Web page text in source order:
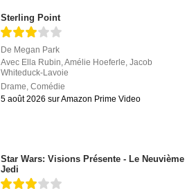
Sterling Point
De Megan Park
Avec Ella Rubin,Amélie Hoeferle,Jacob
Whiteduck-Lavoie
Drame,Comédie
5 août 2026 sur Amazon Prime Video
Star Wars: Visions Présente - Le Neuvième
Jedi